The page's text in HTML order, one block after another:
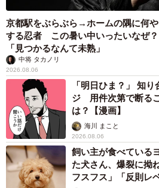
ュンはお母さんの背中に優しく触
認知症という言葉を用いずとも、
く描いたちひろさんに聞きました。
―ご自身の体験が投影されている
「3年前に亡くなった祖父母が、タ
どちらも認知症になりました。説
ので具体的なお話を割愛しますが
な思いや経験したことを元に描き
京都駅をぶらぶら→ホームの隅に何
する忍者 この暑い中いったいな
「見つかるなんて未熟」
中将 タカノリ
2026.08.06
「明日ひま？」 知
ジ 用件次第で断る
は？【漫画】
海川 まこと
2026.08.06
飼い主が食べている
た犬さん、爆裂に拗
フスフス」「反則レ